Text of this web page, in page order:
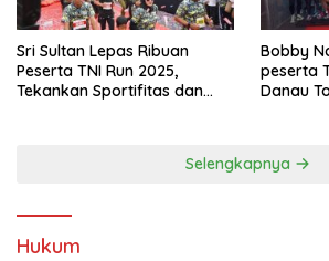
Sri Sultan Lepas Ribuan
Peserta TNI Run 2025,
Tekankan Sportifitas dan
Bobby
peserta
Danau
Selengkapnya
Hukum